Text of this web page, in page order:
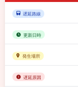
遅延路線
更新日時
発生場所
遅延原因